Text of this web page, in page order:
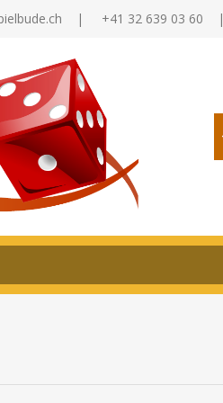
| +41 32 639 03 60 |